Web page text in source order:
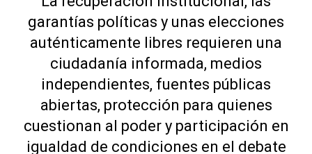
garantías políticas y unas elecciones
auténticamente libres requieren una
ciudadanía informada, medios
independientes, fuentes públicas
abiertas, protección para quienes
cuestionan al poder y participación en
igualdad de condiciones en el debate